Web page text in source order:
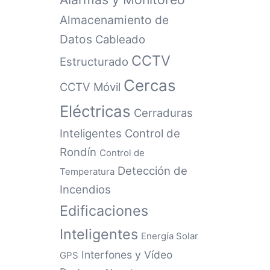
Almacenamiento de
Datos Cableado
Estructurado CCTV
CCTV Móvil Cercas
Eléctricas Cerraduras
Inteligentes Control de
Rondín Control de
Temperatura Detección de
Incendios
Edificaciones
Inteligentes Energía Solar
GPS Interfones y Vídeo